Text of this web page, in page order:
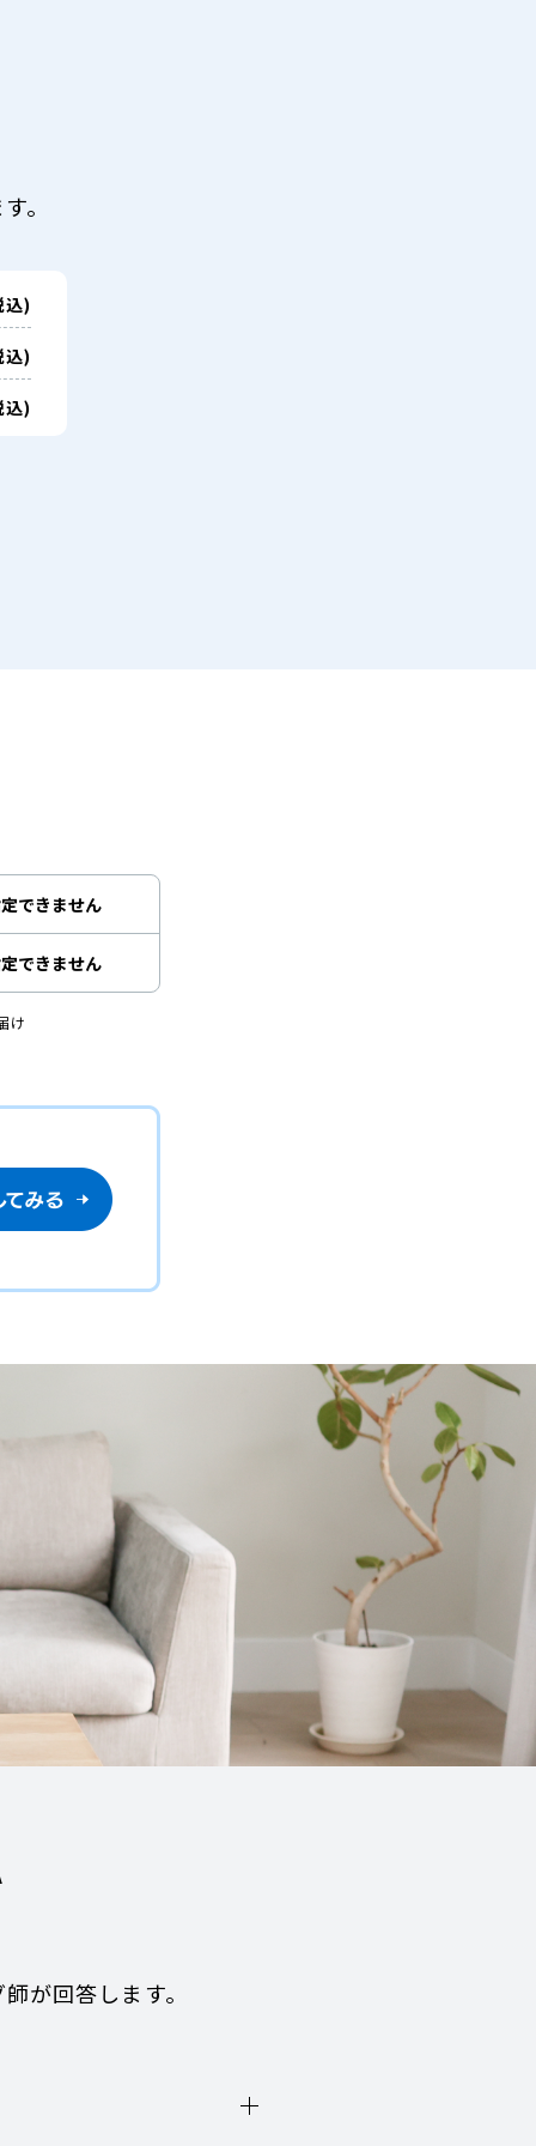
。
込)
込)
込)
できません
できません
け
が回答します。